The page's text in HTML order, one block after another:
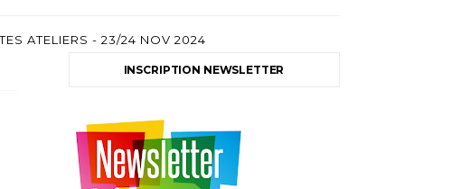
ATELIERS - 23/24 NOV 2024
INSCRIPTION NEWSLETTER